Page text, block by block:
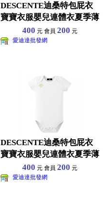
DESCENTE迪桑特包屁衣
寶寶衣服嬰兒連體衣夏季薄
款短袖三角哈衣純棉
400 元 會員200 元
愛迪達批發網
DESCENTE迪桑特包屁衣
寶寶衣服嬰兒連體衣夏季薄
款短袖三角哈衣純棉
400 元 會員200 元
愛迪達批發網